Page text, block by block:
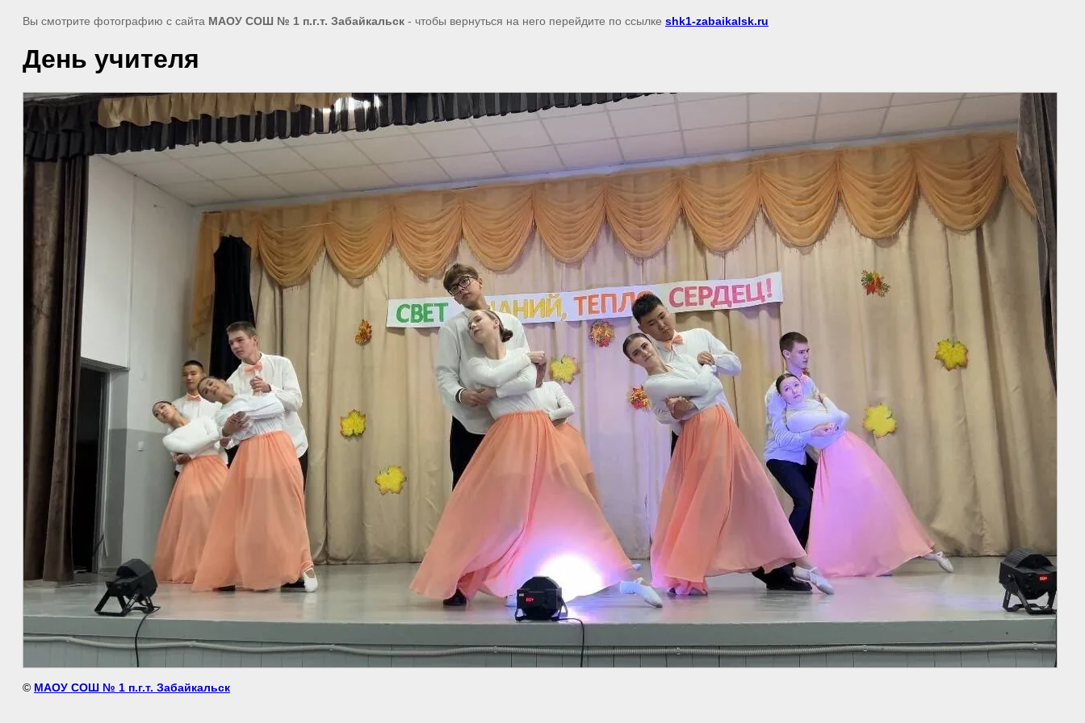
Вы смотрите фотографию с сайта МАОУ СОШ № 1 п.г.т. Забайкальск - чтобы вернуться на него перейдите по ссылке shk1-zabaikalsk.ru
День учителя
© МАОУ СОШ № 1 п.г.т. Забайкальск